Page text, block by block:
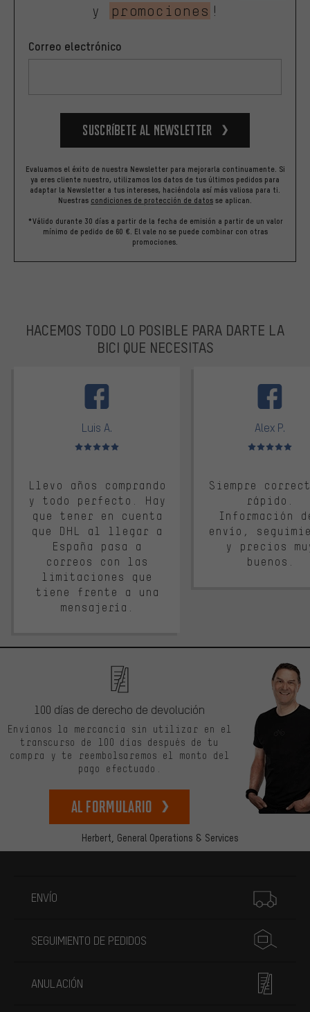
y
promociones !
Correo electrónico
Suscríbete al newsletter
Evaluamos el éxito de nuestra Newsletter para mejorarla continuamente. Si
ya eres cliente nuestro, utilizamos los datos de tus últimos pedidos para
adaptar la Newsletter a tus intereses, haciéndola así más valiosa para ti.
Nuestras condiciones de protección de datos se aplican.
*Válido durante 30 días a partir de la fecha de emisión a partir de un valor
mínimo de pedido de 60 €. El vale no se puede combinar con otras
promociones.
HACEMOS TODO LO POSIBLE PARA DARTE LA
BICI QUE NECESITAS
Luis A.
Valoración media: 5 de 5
Llevo años comprando
y todo perfecto. Hay
que tener en cuenta
que DHL al llegar a
España pasa a
correos con las
limitaciones que
tiene frente a una
mensajería.
Alex P.
Valoración
Siempre
rápido.
Información
envío,
y precios
buenos.
Herbert, General Operations & Services
100 días de derecho de devolución
Envíanos la mercancía sin utilizar en el
transcurso de 100 días después de tu
compra y te reembolsaremos el monto del
pago efectuado.
Al formulario
ENVÍO
SEGUIMIENTO DE PEDIDOS
ANULACIÓN